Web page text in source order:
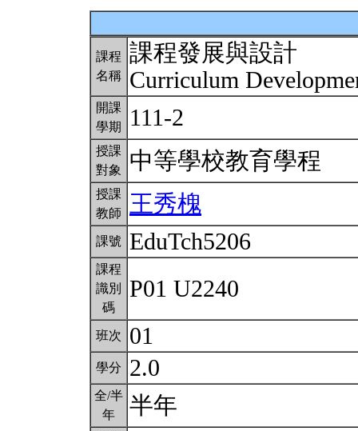
課程
名稱
課程發展與設計
Curriculum
開課
學期
111-2
授課
對象
中等學校教育學程
授課
教師
王秀槐
課號 EduTch5206
課程
識別
碼
P01 U2240
班次 01
學分 2.0
全/半
年
半年